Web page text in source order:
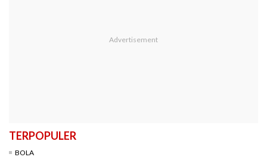
TERPOPULER
BOLA